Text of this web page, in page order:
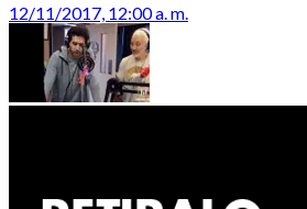
12/11/2017, 12:00 a. m.